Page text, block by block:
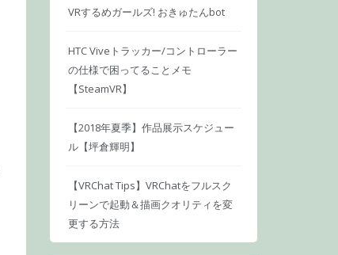
VRするめガールズ! おきゅたんbot
HTC Viveトラッカー/コントローラー
の仕様で困ってることメモ
【SteamVR】
【2018年夏季】作品展示スケジュー
ル【坪倉輝明】
【VRChat Tips】VRChatをフルスク
リーンで起動＆描画クオリティを変
更する方法